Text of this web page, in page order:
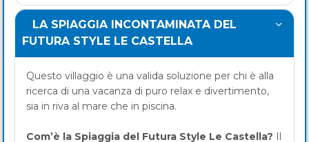
LA SPIAGGIA INCONTAMINATA DEL
FUTURA STYLE LE CASTELLA
Questo villaggio è una valida soluzione per chi è alla
ricerca di una vacanza di puro relax e divertimento,
sia in riva al mare che in piscina.
Com’è la Spiaggia del Futura Style Le Castella? Il